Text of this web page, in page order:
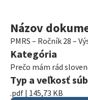
Názov
PMRS – Ročník 28 –
Kategória
Prečo mám rád
Typ a veľkosť
.pdf | 145,73 KB